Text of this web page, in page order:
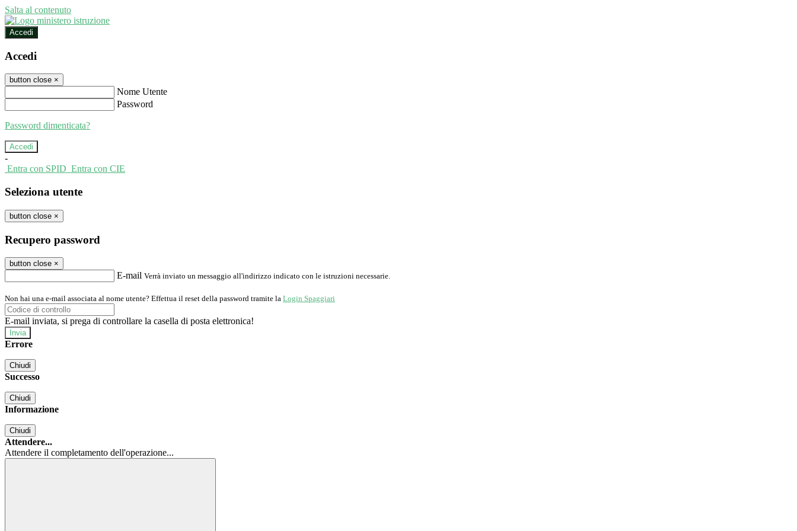
Salta al contenuto
Accedi
Accedi
button close ×
Nome Utente
Password
Password dimenticata?
-
Entra con SPID Entra con CIE
Seleziona utente
button close ×
Recupero password
button close ×
E-mail Verrà inviato un messaggio all'indirizzo indicato con le istruzioni necessarie.
Non hai una e-mail associata al nome utente? Effettua il reset della password tramite la Login Spaggiari
E-mail inviata, si prega di controllare la casella di posta elettronica!
Errore
Chiudi
Successo
Chiudi
Informazione
Chiudi
Attendere...
Attendere il completamento dell'operazione...